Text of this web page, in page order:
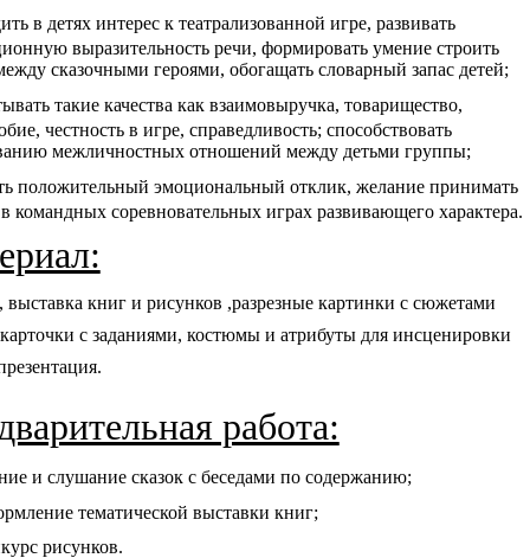
в детях интерес к театрализованной игре, развивать
выразительность речи, формировать умение строить
сказочными героями, обогащать словарный запас детей;
такие качества как взаимовыручка, товарищество,
честность в игре, справедливость; способствовать
межличностных отношений между детьми группы;
положительный эмоциональный отклик, желание принимать
командных соревновательных играх развивающего характера.
книг и рисунков ,разрезные картинки с сюжетами
с заданиями, костюмы и атрибуты для инсценировки
работа:
и слушание сказок с беседами по содержанию;
тематической выставки книг;
рисунков.